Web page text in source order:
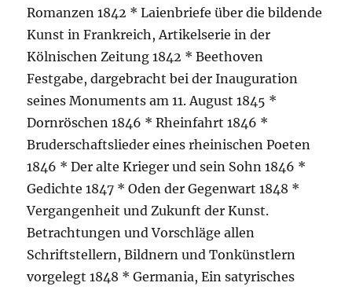
Romanzen 1842 * Laienbriefe über die bildende
Kunst in Frankreich, Artikelserie in der
Kölnischen Zeitung 1842 * Beethoven
Festgabe, dargebracht bei der Inauguration
seines Monuments am 11. August 1845 *
Dornröschen 1846 * Rheinfahrt 1846 *
Bruderschaftslieder eines rheinischen Poeten
1846 * Der alte Krieger und sein Sohn 1846 *
Gedichte 1847 * Oden der Gegenwart 1848 *
Vergangenheit und Zukunft der Kunst.
Betrachtungen und Vorschläge allen
Schriftstellern, Bildnern und Tonkünstlern
vorgelegt 1848 * Germania, Ein satyrisches